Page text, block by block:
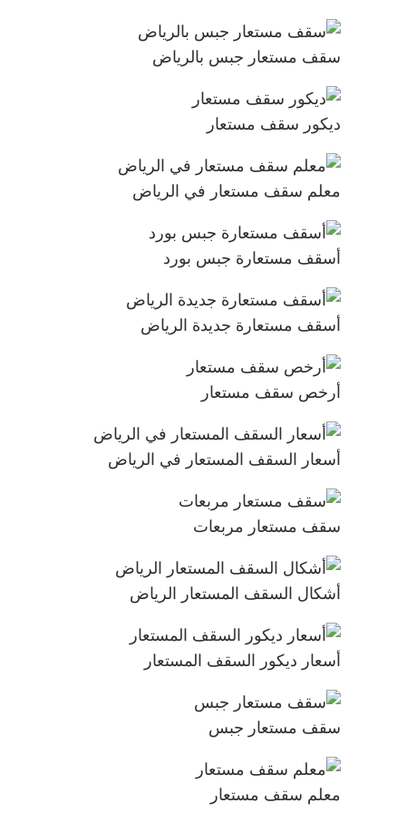
سقف مستعار جبس بالرياض
ديكور سقف مستعار
معلم سقف مستعار في الرياض
أسقف مستعارة جبس بورد
أسقف مستعارة جديدة الرياض
أرخص سقف مستعار
أسعار السقف المستعار في الرياض
سقف مستعار مربعات
أشكال السقف المستعار الرياض
أسعار ديكور السقف المستعار
سقف مستعار جبس
معلم سقف مستعار